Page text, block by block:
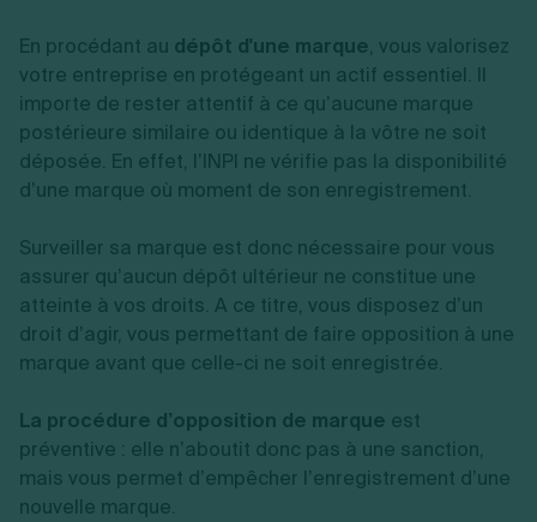
Construction/travaux
Restauration
Commerce
Transport
Autres
Ressources
Simulateur de choix de forme juridique
Calcul de charges sociales
Estimation du coût de création
Calcul d'éligibilité à l'ACRE
Vérification de la disponibilité du nom d'entreprise
Générateur de mentions légales
Création d'entreprise
Transmission universelle de patrimoine
Augmentation de capital
Réduction de capital
Gérer son entreprise
Gestion comptable
Approbation des comptes
Recherche d'antériorité
Protection des créations
Confidentialité de l'adresse du dirigeant
Fermer son entreprise
Mise en sommeil
Dissolution-liquidation
Dépôt de bilan
LMNP
Par métier
Conseil/finance
Vente en ligne
Services aux entreprises
Construction/travaux
Commerce
Transport
Autres
Par fonctionnalité
Logiciel de comptabilité
Gestion des achats
Gestion de la trésorerie
Bilans et déclarations fiscales
Fiches SAS
Fiches EURL
Fiches SARL
Fiches SCI
Fiches auto-entrepreneur
Fiches association
Toutes les fiches sur la création
Gestion d’entreprise
Fermeture d’entreprise
Exercice d’un métier
Recouvrement de factures
Gérer ses salariés
Ouvrir sa société
Création d'entreprise
Création de micro-entreprise
En procédant au dépôt d'une marque, vous valorisez
votre entreprise en protégeant un actif essentiel. Il
importe de rester attentif à ce qu’aucune marque
postérieure similaire ou identique à la vôtre ne soit
déposée. En effet, l’INPI ne vérifie pas la disponibilité
d’une marque où moment de son enregistrement.
Surveiller sa marque est donc nécessaire pour vous
assurer qu’aucun dépôt ultérieur ne constitue une
atteinte à vos droits. A ce titre, vous disposez d’un
droit d’agir, vous permettant de faire opposition à une
marque avant que celle-ci ne soit enregistrée.
La procédure d’opposition de marque est
préventive : elle n’aboutit donc pas à une sanction,
mais vous permet d’empêcher l’enregistrement d’une
nouvelle marque.